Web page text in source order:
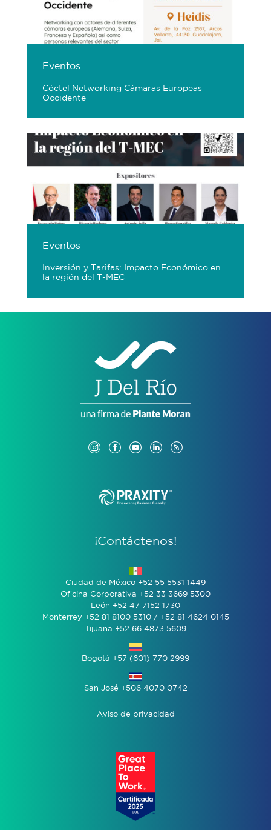
Eventos
Cóctel Networking Cámaras Europeas
Occidente
Eventos
Inversión y Tarifas: Impacto Económico en
la región del T-MEC
¡Contáctenos!
Ciudad de México +52 55 5531 1449
Oficina Corporativa +52 33 3669 5300
León +52 47 7152 1730
Monterrey +52 81 8100 5310 / +52 81 4624 0145
Tijuana +52 66 4873 5609
Bogotá +57 (601) 770 2999
San José +506 4070 0742
Aviso de privacidad